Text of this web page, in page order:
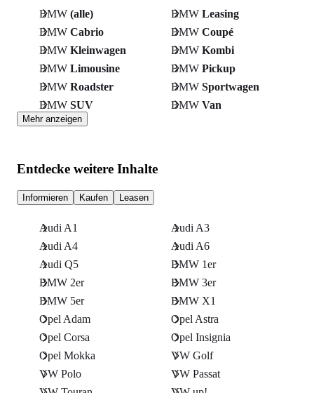
BMW (alle) BMW Leasing
BMW Cabrio BMW Coupé
BMW Kleinwagen BMW Kombi
BMW Limousine BMW Pickup
BMW Roadster BMW Sportwagen
BMW SUV BMW Van
Mehr anzeigen
Entdecke weitere Inhalte
Informieren Kaufen Leasen
Audi A1
Audi A3
Audi A4
Audi A6
Audi Q5
BMW 1er
BMW 2er
BMW 3er
BMW 5er
BMW X1
Opel Adam
Opel Astra
Opel Corsa
Opel Insignia
Opel Mokka
VW Golf
VW Polo
VW Passat